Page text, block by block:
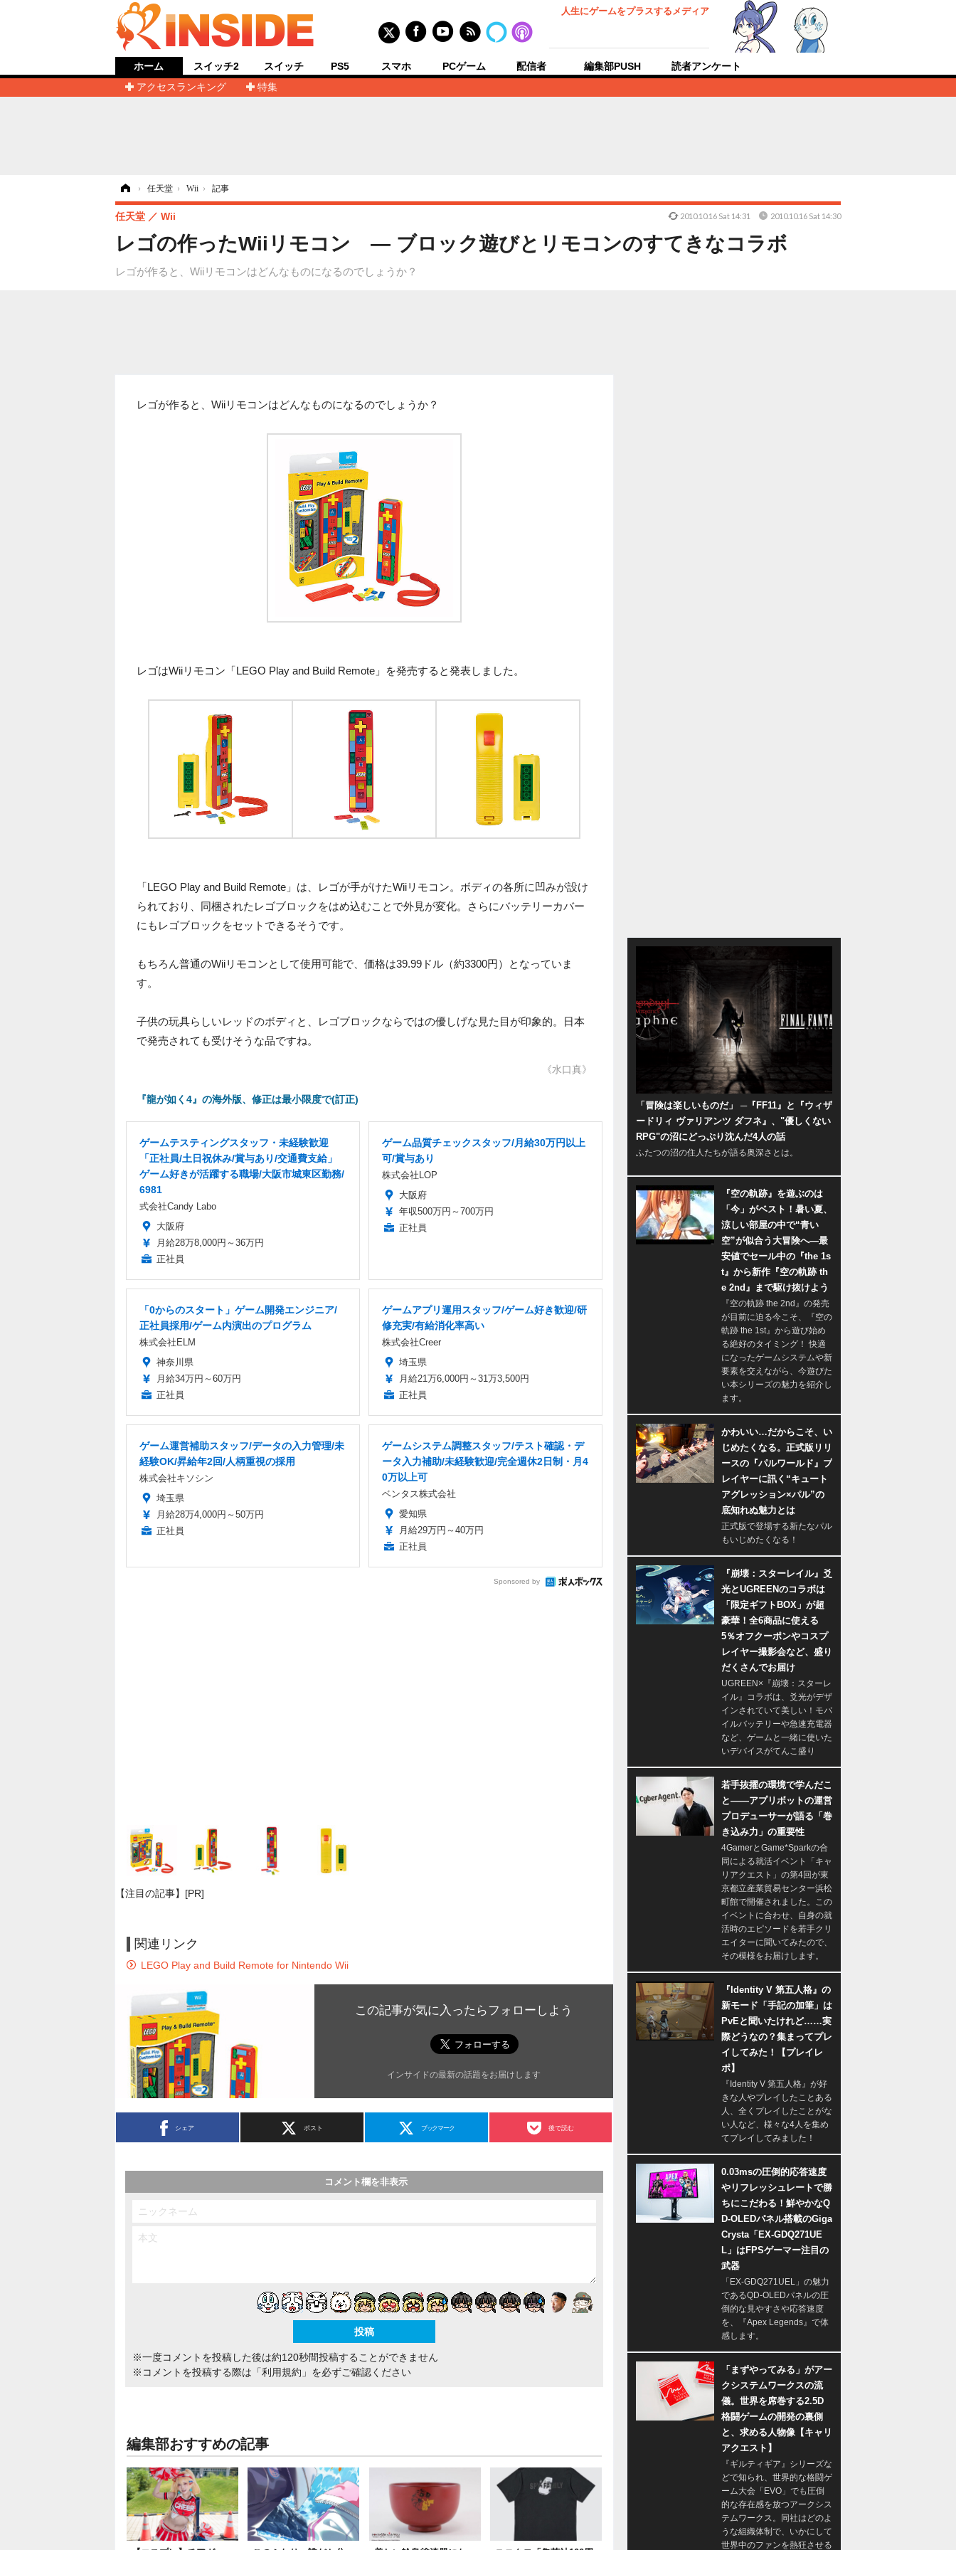
人生にゲームをプラスするメディア
ホーム
アクセスランキング
特集
スイッチ2 スイッチ PS5 スマホ PCゲーム 配信者 編集部PUSH 読者アンケート
› 任天堂 › Wii › 記事
レゴの作ったWiiリモコン ― ブロック遊びとリモコンのすてきなコラボ
レゴが作ると、Wiiリモコンはどんなものになるのでしょうか？
任天堂 Wii 2010.10.16 Sat 14:31 2010.10.16 Sat 14:30
レゴが作ると、Wiiリモコンはどんなものになるのでしょうか？
レゴはWiiリモコン「LEGO Play and Build Remote」を発売すると発表しました。
「LEGO Play and Build Remote」は、レゴが手がけたWiiリモコン。ボディの各所に凹みが設け
られており、同梱されたレゴブロックをはめ込むことで外見が変化。さらにバッテリーカバー
にもレゴブロックをセットできるそうです。
もちろん普通のWiiリモコンとして使用可能で、価格は39.99ドル（約3300円）となっていま
す。
子供の玩具らしいレッドのボディと、レゴブロックならではの優しげな見た目が印象的。日本
で発売されても受けそうな品ですね。
《水口真》
『龍が如く4』の海外版、修正は最小限度で(訂正)
ゲームテスティングスタッフ・未経験歓迎
「正社員/土日祝休み/賞与あり/交通費支給」
ゲーム好きが活躍する職場/大阪市城東区勤務/
6981
式会社Candy Labo
大阪府
月給28万8,000円～36万円
正社員
ゲーム品質チェックスタッフ/月給30万円以上
可/賞与あり
株式会社LOP
大阪府
年収500万円～700万円
正社員
「0からのスタート」ゲーム開発エンジニア/
正社員採用/ゲーム内演出のプログラム
株式会社ELM
神奈川県
月給34万円～60万円
正社員
ゲームアプリ運用スタッフ/ゲーム好き歓迎/研
修充実/有給消化率高い
株式会社Creer
埼玉県
月給21万6,000円～31万3,500円
正社員
ゲーム運営補助スタッフ/データの入力管理/未
経験OK/昇給年2回/人柄重視の採用
株式会社キソシン
埼玉県
月給28万4,000円～50万円
正社員
ゲームシステム調整スタッフ/テスト確認・デ
ータ入力補助/未経験歓迎/完全週休2日制・月4
0万以上可
ベンタス株式会社
愛知県
月給29万円～40万円
正社員
Sponsored by
【注目の記事】[PR]
関連リンク
LEGO Play and Build Remote for Nintendo Wii
この記事が気に入ったらフォローしよう
インサイドの最新の話題をお届けします
シェア ポスト ブックマーク 後で読む
コメント欄を非表示
※一度コメントを投稿した後は約120秒間投稿することができません
※コメントを投稿する際は 「利用規約」 を必ずご確認ください
編集部おすすめの記事
「冒険は楽しいものだ」 ─『FF11』と『ウィザ
ードリィ ヴァリアンツ ダフネ』、"優しくない
RPG"の沼にどっぷり沈んだ4人の話
ふたつの沼の住人たちが語る奥深さとは。
『空の軌跡』を遊ぶのは
「今」がベスト！暑い夏、
涼しい部屋の中で“青い
空”が似合う大冒険へ―最
安値でセール中の『the 1s
t』から新作『空の軌跡 th
e 2nd』まで駆け抜けよう
『空の軌跡 the 2nd』の発売
が目前に迫る今こそ、『空の
軌跡 the 1st』から遊び始め
る絶好のタイミング！ 快適
になったゲームシステムや新
要素を交えながら、今遊びた
い本シリーズの魅力を紹介し
ます。
かわいい…だからこそ、い
じめたくなる。正式版リリ
ースの『パルワールド』プ
レイヤーに訊く“キュート
アグレッション×パル”の
底知れぬ魅力とは
正式版で登場する新たなパル
もいじめたくなる！
『崩壊：スターレイル』爻
光とUGREENのコラボは
「限定ギフトBOX」が超
豪華！全6商品に使える
5％オフクーポンやコスプ
レイヤー撮影会など、盛り
だくさんでお届け
UGREEN×『崩壊：スターレ
イル』コラボは、爻光がデザ
インされていて美しい！モバ
イルバッテリーや急速充電器
など、ゲームと一緒に使いた
いデバイスがてんこ盛り
若手抜擢の環境で学んだこ
と――アプリボットの運営
プロデューサーが語る「巻
き込み力」の重要性
4GamerとGame*Sparkの合
同による就活イベント「キャ
リアクエスト」の第4回が東
京都立産業貿易センター浜松
町館で開催されました。この
イベントに合わせ、自身の就
活時のエピソードを若手クリ
エイターに聞いてみたので、
その模様をお届けします。
『Identity V 第五人格』の
新モード「手記の加筆」は
PvEと聞いたけれど……実
際どうなの？集まってプレ
イしてみた！【プレイレ
ポ】
『Identity V 第五人格』が好
きな人やプレイしたことある
人、全くプレイしたことがな
い人など、様々な4人を集め
てプレイしてみました！
0.03msの圧倒的応答速度
やリフレッシュレートで勝
ちにこだわる！鮮やかなQ
D-OLEDパネル搭載のGiga
Crysta「EX-GDQ271UE
L」はFPSゲーマー注目の
武器
「EX-GDQ271UEL」の魅力
であるQD-OLEDパネルの圧
倒的な見やすさや応答速度
を、『Apex Legends』で体
感します。
「まずやってみる」がアー
クシステムワークスの流
儀。世界を席巻する2.5D
格闘ゲームの開発の裏側
と、求める人物像【キャリ
アクエスト】
『ギルティギア』シリーズな
どで知られ、世界的な格闘ゲ
ーム大会「EVO」でも圧倒
的な存在感を放つアークシス
テムワークス。同社はどのよ
うな組織体制で、いかにして
世界中のファンを熱狂させる